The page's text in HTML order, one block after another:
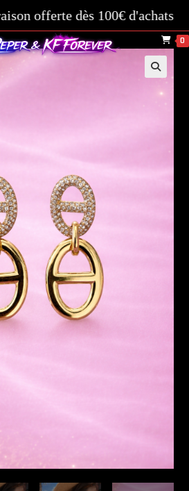
offerte dès 100€ d'achats
0